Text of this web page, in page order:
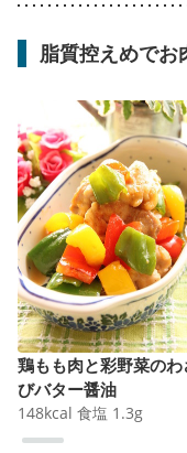
脂質控えめでお
鶏もも肉と彩野菜のわ
びバター醤油
148kcal 食塩 1.3g